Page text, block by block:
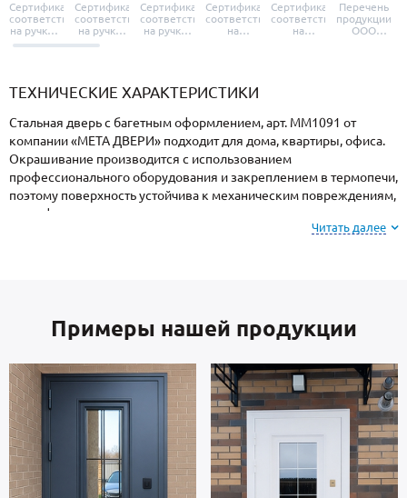
Сертификат
соответствия
на ручки и
броненакладки
Сертификат
соответствия
на ручки-
защелки
Сертификат
соответствия
на ручки-
Сертификат
соответствия
на
Сертификат
соответствия
на
Перечень
продукции
ООО
ТЕХНИЧЕСКИЕ ХАРАКТЕРИСТИКИ
Стальная дверь с багетным оформлением, арт. ММ1091 от
компании «МЕТА ДВЕРИ» подходит для дома, квартиры, офиса.
Окрашивание производится с использованием
профессионального оборудования и закреплением в термопечи,
поэтому поверхность устойчива к механическим повреждениям,
атмосферным явлениям и морозам.
замерщика.
В основе двери — стальные листы и многоконтурный профиль
металлопрокат производства Россия, толщиной 2 мм. Отделка
внутренней стороны двери: МДФ. На двери установлены замки
4-го класса защиты.
В полости створки находится теплоизоляционный материал
отсутствует. Уплотнение: 2 контура для дополнительной защиты
Читать далее
Примеры нашей продукции